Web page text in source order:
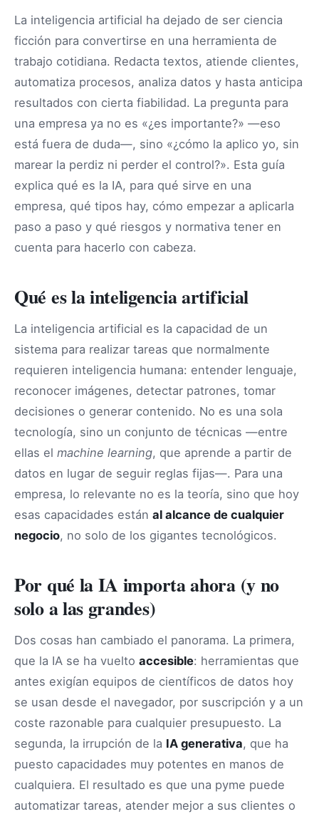
La inteligencia artificial ha dejado de ser ciencia
ficción para convertirse en una herramienta de
trabajo cotidiana. Redacta textos, atiende clientes,
automatiza procesos, analiza datos y hasta anticipa
resultados con cierta fiabilidad. La pregunta para
una empresa ya no es «¿es importante?» —eso
está fuera de duda—, sino «¿cómo la aplico yo, sin
marear la perdiz ni perder el control?». Esta guía
explica qué es la IA, para qué sirve en una
empresa, qué tipos hay, cómo empezar a aplicarla
paso a paso y qué riesgos y normativa tener en
cuenta para hacerlo con cabeza.
Qué es la inteligencia artificial
La inteligencia artificial es la capacidad de un
sistema para realizar tareas que normalmente
requieren inteligencia humana: entender lenguaje,
reconocer imágenes, detectar patrones, tomar
decisiones o generar contenido. No es una sola
tecnología, sino un conjunto de técnicas —entre
ellas el machine learning, que aprende a partir de
datos en lugar de seguir reglas fijas—. Para una
empresa, lo relevante no es la teoría, sino que hoy
esas capacidades están al alcance de cualquier
negocio, no solo de los gigantes tecnológicos.
Por qué la IA importa ahora (y no
solo a las grandes)
Dos cosas han cambiado el panorama. La primera,
que la IA se ha vuelto accesible: herramientas que
antes exigían equipos de científicos de datos hoy
se usan desde el navegador, por suscripción y a un
coste razonable para cualquier presupuesto. La
segunda, la irrupción de la IA generativa, que ha
puesto capacidades muy potentes en manos de
cualquiera. El resultado es que una pyme puede
automatizar tareas, atender mejor a sus clientes o